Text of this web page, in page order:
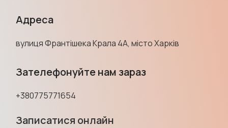
Адреса
вулиця Франтішека Крала 4А, місто Харків
Зателефонуйте нам зараз
+380775771654
Записатися онлайн